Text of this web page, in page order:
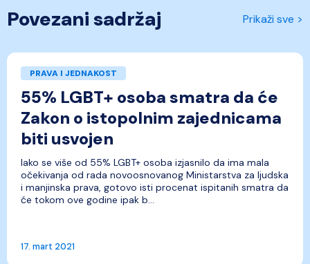
Povezani sadržaj Prikaži sve >
PRAVA I JEDNAKOST
55% LGBT+ osoba smatra da će
Zakon o istopolnim zajednicama
biti usvojen
Iako se više od 55% LGBT+ osoba izjasnilo da ima mala
očekivanja od rada novoosnovanog Ministarstva za ljudska
i manjinska prava, gotovo isti procenat ispitanih smatra da
će tokom ove godine ipak b...
17. mart 2021